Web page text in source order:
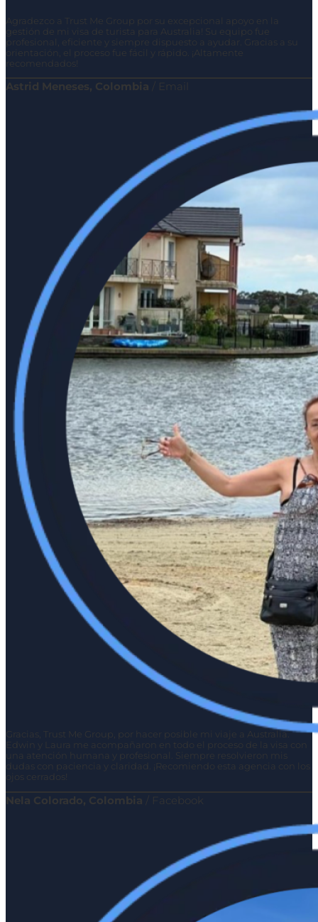
Agradezco a Trust Me Group por su excepcional apoyo en la
gestión de mi visa de turista para Australia! Su equipo fue
profesional, eficiente y siempre dispuesto a ayudar. Gracias a su
orientación, el proceso fue fácil y rápido. ¡Altamente
recomendados!
Astrid Meneses, Colombia / Email
Gracias, Trust Me Group, por hacer posible mi viaje a Australia.
Edwin y Laura me acompañaron en todo el proceso de la visa con
una atención humana y profesional. Siempre resolvieron mis
dudas con paciencia y claridad. ¡Recomiendo esta agencia con los
ojos cerrados!
Nela Colorado, Colombia / Facebook